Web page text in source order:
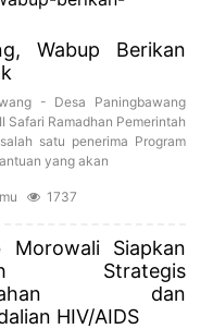
Wabup Berikan
- Desa Paningbawang
Safari Ramadhan Pemerintah
satu penerima Program
yang akan
1737
Morowali Siapkan
Strategis
dan
HIV/AIDS